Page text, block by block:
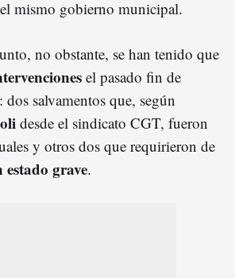
mismo gobierno municipal.
no obstante, se han tenido que
el pasado fin de
dos salvamentos que, según
desde el sindicato CGT, fueron
y otros dos que requirieron de
grave.